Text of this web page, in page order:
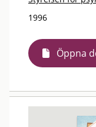
1996
Öppna